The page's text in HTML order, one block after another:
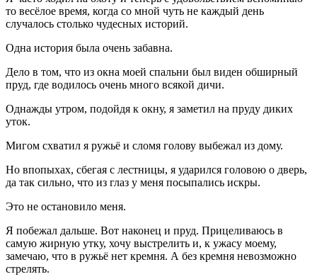
то весёлое время, когда со мной чуть не каждый день
случалось столько чудесных историй.
Одна история была очень забавна.
Дело в том, что из окна моей спальни был виден обширный
пруд, где водилось очень много всякой дичи.
Однажды утром, подойдя к окну, я заметил на пруду диких
уток.
Мигом схватил я ружьё и сломя голову выбежал из дому.
Но впопыхах, сбегая с лестницы, я ударился головою о дверь,
да так сильно, что из глаз у меня посыпались искры.
Это не остановило меня.
Я побежал дальше. Вот наконец и пруд. Прицеливаюсь в
самую жирную утку, хочу выстрелить и, к ужасу моему,
замечаю, что в ружьё нет кремня. А без кремня невозможно
стрелять.